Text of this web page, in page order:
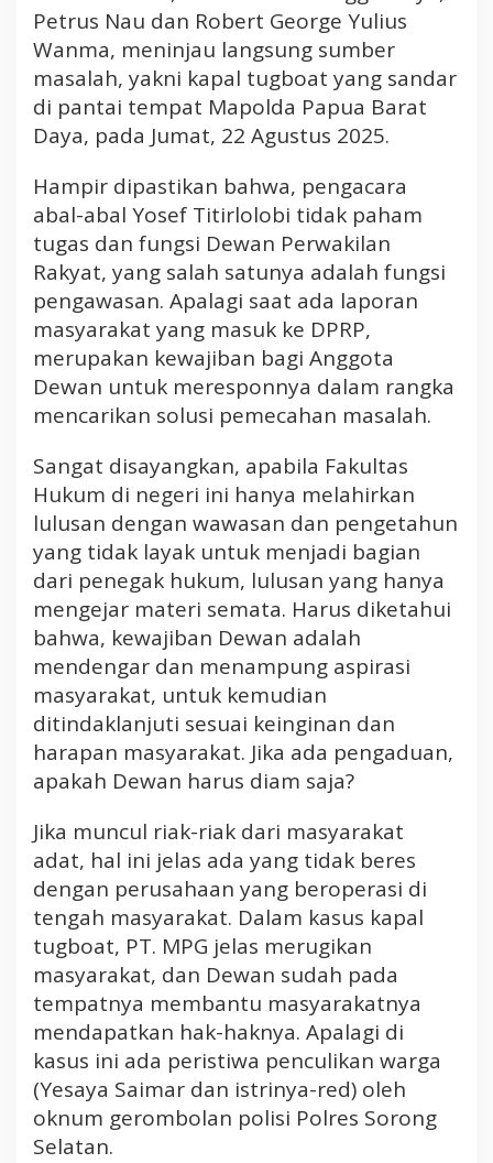
Petrus Nau dan Robert George Yulius
Wanma, meninjau langsung sumber
masalah, yakni kapal tugboat yang sandar
di pantai tempat Mapolda Papua Barat
Daya, pada Jumat, 22 Agustus 2025.
Hampir dipastikan bahwa, pengacara
abal-abal Yosef Titirlolobi tidak paham
tugas dan fungsi Dewan Perwakilan
Rakyat, yang salah satunya adalah fungsi
pengawasan. Apalagi saat ada laporan
masyarakat yang masuk ke DPRP,
merupakan kewajiban bagi Anggota
Dewan untuk meresponnya dalam rangka
mencarikan solusi pemecahan masalah.
Sangat disayangkan, apabila Fakultas
Hukum di negeri ini hanya melahirkan
lulusan dengan wawasan dan pengetahun
yang tidak layak untuk menjadi bagian
dari penegak hukum, lulusan yang hanya
mengejar materi semata. Harus diketahui
bahwa, kewajiban Dewan adalah
mendengar dan menampung aspirasi
masyarakat, untuk kemudian
ditindaklanjuti sesuai keinginan dan
harapan masyarakat. Jika ada pengaduan,
apakah Dewan harus diam saja?
Jika muncul riak-riak dari masyarakat
adat, hal ini jelas ada yang tidak beres
dengan perusahaan yang beroperasi di
tengah masyarakat. Dalam kasus kapal
tugboat, PT. MPG jelas merugikan
masyarakat, dan Dewan sudah pada
tempatnya membantu masyarakatnya
mendapatkan hak-haknya. Apalagi di
kasus ini ada peristiwa penculikan warga
(Yesaya Saimar dan istrinya-red) oleh
oknum gerombolan polisi Polres Sorong
Selatan.